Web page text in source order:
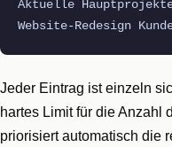
Aktuelle
Website-Redesign
Jeder Eintrag ist einzeln
hartes Limit für die Anzahl
priorisiert automatisch die